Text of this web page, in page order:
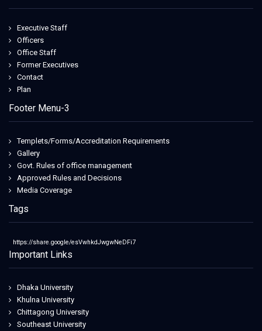
Executive Staff
Officers
Office Staff
Former Executives
Contact
Plan
Footer Menu-3
Templets/Forms/Accreditation Requirements
Gallery
Govt. Rules of office management
Approved Rules and Decisions
Media Coverage
Tags
https://share.google/esVwhkdJwgwNeDFi7
Important Links
Dhaka University
Khulna University
Chittagong University
Southeast University